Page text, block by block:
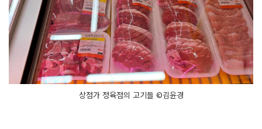
상점가 정육점의 고기들 ©김윤경